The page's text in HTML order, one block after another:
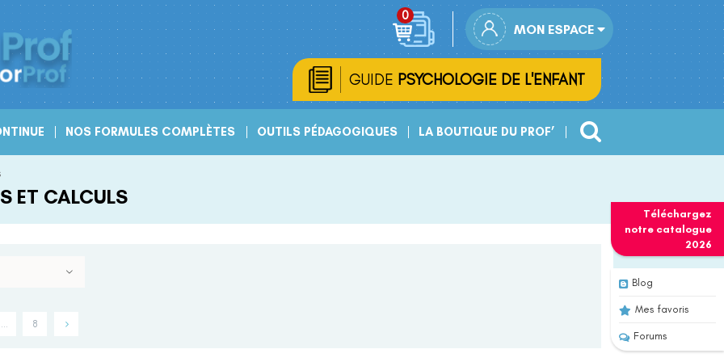
Téléchargez
notre catalogue
2026
Blog
Mes favoris
Forums
MON ESPACE
GUIDE PSYCHOLOGIE DE L'ENFANT
NOS FORMULES COMPLÈTES OUTILS PÉDAGOGIQUES LA BOUTIQUE DU PROF’
ET CALCULS
… 8